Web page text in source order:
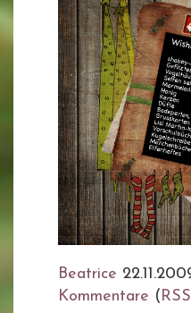
Beatrice
Kommentare ( RSS